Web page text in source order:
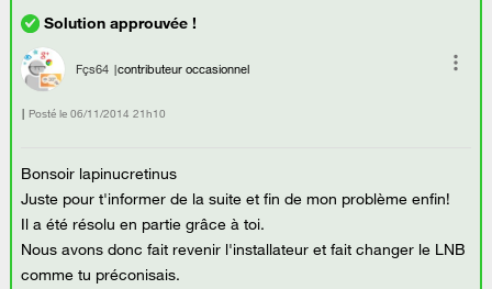
Fçs64 contributeur occasionnel
Posté le ‎06/11/2014 21h10
Bonsoir lapinucretinus
Juste pour t'informer de la suite et fin de mon problème enfin!
Il a été résolu en partie grâce à toi.
Nous avons donc fait revenir l'installateur et fait changer le LNB
comme tu préconisais.